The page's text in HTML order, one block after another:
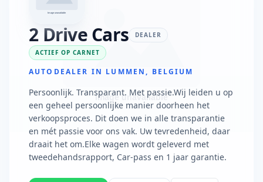
2 Drive Cars DEALER
ACTIEF OP CARNET
AUTODEALER IN LUMMEN, BELGIUM
Persoonlijk. Transparant. Met passie. ​ Wij leiden u op
een geheel persoonlijke manier doorheen het
verkoopsproces. Dit doen we in alle transparantie
en mét passie voor ons vak. Uw tevredenheid, daar
draait het om. ​ Elke wagen wordt geleverd met
tweedehandsrapport, Car-pass en 1 jaar garantie.